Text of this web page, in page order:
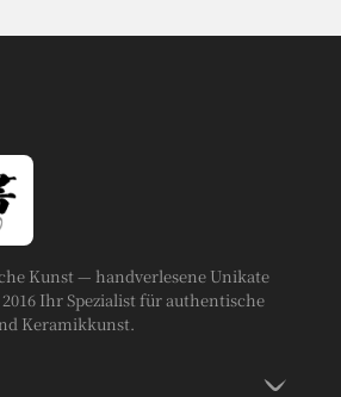
Kunst — handverlesene Unikate
Ihr Spezialist für authentische
Keramikkunst.